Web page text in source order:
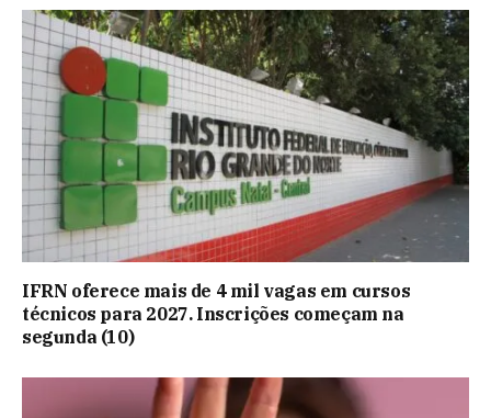
IFRN oferece mais de 4 mil vagas em cursos
técnicos para 2027. Inscrições começam na
segunda (10)